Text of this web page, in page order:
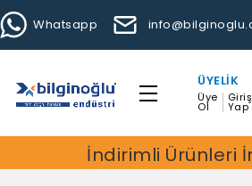
Whatsapp
ÜYELIK
Üye
Ol
Giriş
Yap
İndirimli Ürünleri